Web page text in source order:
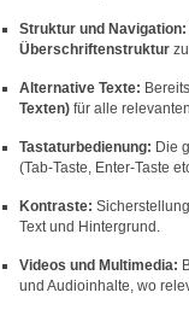
Struktur und Navigation:
Überschriftenstruktur
Alternative Texte:
Texten) für alle
Tastaturbedienung: Die
(Tab-Taste, Enter-Taste
Kontraste:
Text und Hintergrund.
Videos und Multimedia:
und Audioinhalte, wo